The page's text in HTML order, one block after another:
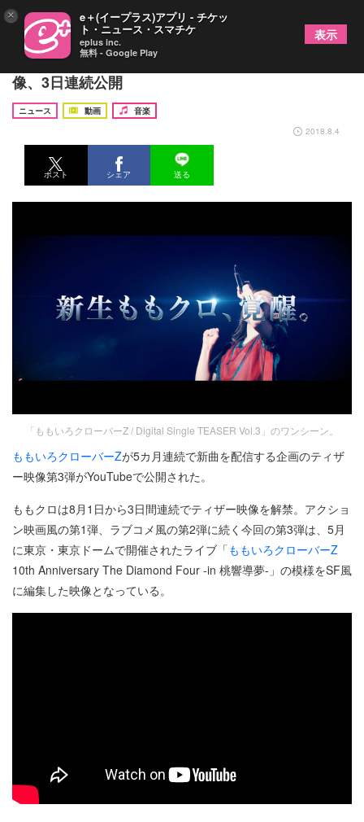
第3弾はSF風！ももクロ新曲配信企画のティザー映
像、3日連続公開
ニュース 動画
音楽
2018.8.4
ポスト シェア 送る
「ももいろクローバーZ / Digital Single TEASER Vol.3」のワンシーン。
ももいろクローバーZが5カ月連続で新曲を配信する企画のティザ
ー映像第3弾がYouTubeで公開された。
ももクロは8月1日から3日間連続でティザー映像を解禁。アクショ
ン映画風の第1弾、ラブコメ風の第2弾に続く今回の第3弾は、5月
に東京・東京ドームで開催されたライブ「ももいろクローバーZ
10th Anniversary The Diamond Four -in 桃響導夢-」の模様をSF風
に編集した映像となっている。
× e＋(イープラス)アプリ - チケッ
ト・ニュース・スマチケ
eplus inc.
無料 - Google Play
表示